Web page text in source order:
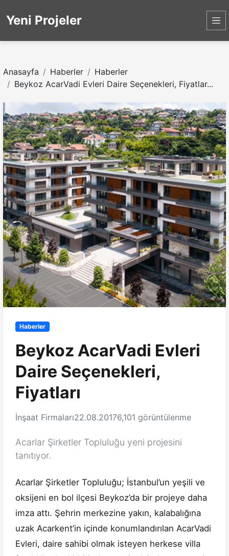
Yeni Projeler
Anasayfa Haberler
Haberler
Beykoz AcarVadi Evleri Daire Seçenekleri, Fiyatlar...
Haberler
Beykoz AcarVadi Evleri
Daire Seçenekleri,
Fiyatları
İnşaat Firmaları22.08.20176,101 görüntülenme
Acarlar Şirketler Topluluğu yeni projesini
tanıtıyor.
Acarlar Şirketler Topluluğu; İstanbul’un yeşili ve
oksijeni en bol ilçesi Beykoz’da bir projeye daha
imza attı. Şehrin merkezine yakın, kalabalığına
uzak Acarkent’in içinde konumlandırılan AcarVadi
Evleri, daire sahibi olmak isteyen herkese villa